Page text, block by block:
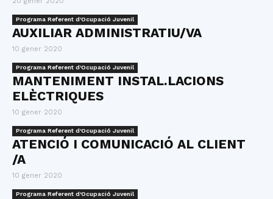
Programa Referent d'Ocupació Juvenil
AUXILIAR ADMINISTRATIU/VA
10 gener 2020
Programa Referent d'Ocupació Juvenil
MANTENIMENT INSTAL.LACIONS
ELÈCTRIQUES
10 gener 2020
Programa Referent d'Ocupació Juvenil
ATENCIÓ I COMUNICACIÓ AL CLIENT
/A
10 gener 2020
Programa Referent d'Ocupació Juvenil